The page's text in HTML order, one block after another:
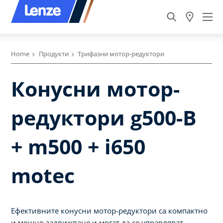
Home Продукти Трифазни мотор-редуктори
Конусни мотор-
редуктори g500-B
+ m500 + i650
motec
Ефективните конусни мотор-редуктори са компактно